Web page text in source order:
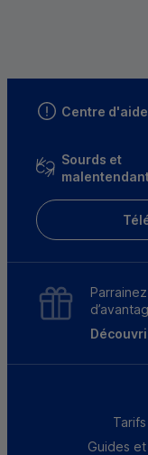
Centre d'aide
Sourds et
Guides